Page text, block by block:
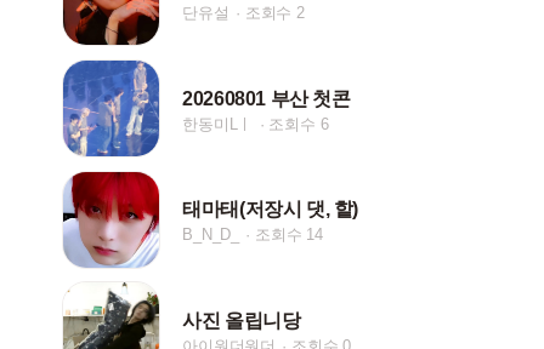
단유설 조회수 2
20260801 부산 첫콘
한동미Lㅣ 조회수 6
태마태(저장시 댓, 핱)
B_N_D_ 조회수 14
사진 올립니당